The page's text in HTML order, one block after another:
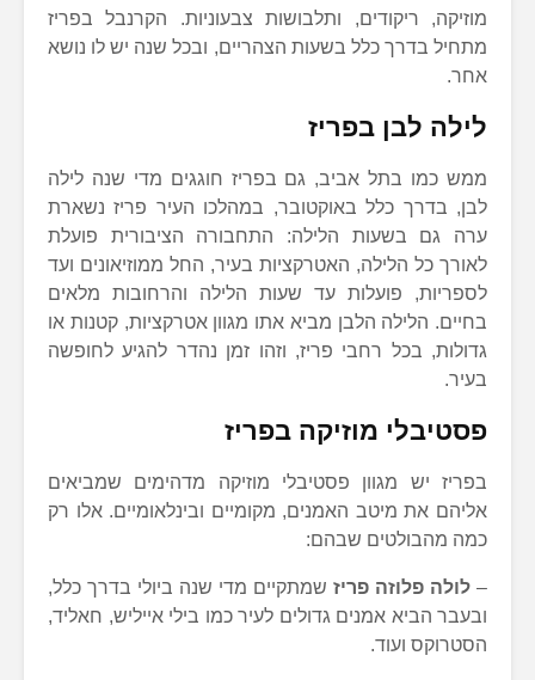
מוזיקה, ריקודים, ותלבושות צבעוניות. הקרנבל בפריז
מתחיל בדרך כלל בשעות הצהריים, ובכל שנה יש לו נושא
אחר.
לילה לבן בפריז
ממש כמו בתל אביב, גם בפריז חוגגים מדי שנה לילה
לבן, בדרך כלל באוקטובר, במהלכו העיר פריז נשארת
ערה גם בשעות הלילה: התחבורה הציבורית פועלת
לאורך כל הלילה, האטרקציות בעיר, החל ממוזיאונים ועד
לספריות, פועלות עד שעות הלילה והרחובות מלאים
בחיים. הלילה הלבן מביא אתו מגוון אטרקציות, קטנות או
גדולות, בכל רחבי פריז, וזהו זמן נהדר להגיע לחופשה
בעיר.
פסטיבלי מוזיקה בפריז
בפריז יש מגוון פסטיבלי מוזיקה מדהימים שמביאים
אליהם את מיטב האמנים, מקומיים ובינלאומיים. אלו רק
כמה מהבולטים שבהם:
– לולה פלוזה פריז שמתקיים מדי שנה ביולי בדרך כלל,
ובעבר הביא אמנים גדולים לעיר כמו בילי אייליש, חאליד,
הסטרוקס ועוד.